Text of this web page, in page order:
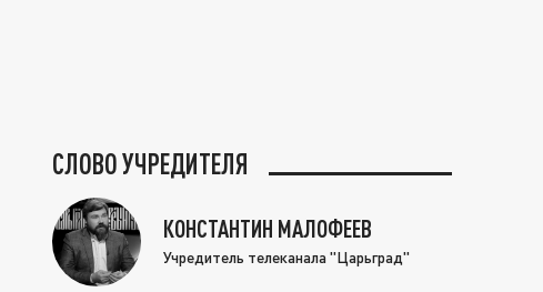
СЛОВО УЧРЕДИТЕЛЯ
КОНСТАНТИН МАЛОФЕЕВ
Учредитель телеканала "Царьград"